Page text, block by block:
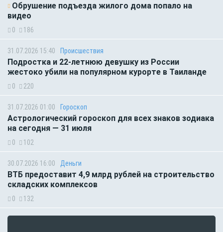
Обрушение подъезда жилого дома попало на
видео
0 186
31.07.2026 15:40 Происшествия
Подростка и 22-летнюю девушку из России
жестоко убили на популярном курорте в Таиланде
0 220
31.07.2026 01:00 Гороскоп
Астрологический гороскоп для всех знаков зодиака
на сегодня — 31 июля
0 102
30.07.2026 16:00 Деньги
ВТБ предоставит 4,9 млрд рублей на строительство
складских комплексов
0 132